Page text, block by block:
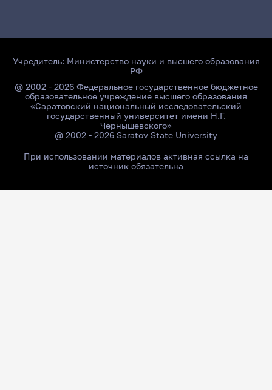
Учредитель: Министерство науки и высшего образования
РФ
@ 2002 - 2026 Федеральное государственное бюджетное
образовательное учреждение высшего образования
«Саратовский национальный исследовательский
государственный университет имени Н.Г.
Чернышевского»
@ 2002 - 2026 Saratov State University
При использовании материалов активная ссылка на
источник обязательна